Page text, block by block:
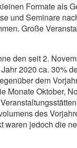
Formate als
und Seminare
Große
den seit 2.
2020 ca. 30%
dem
Monate Oktober,
des
waren jedoch die